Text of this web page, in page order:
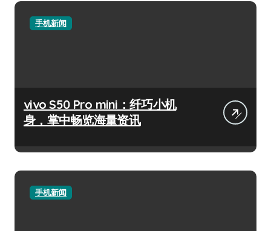
手机新闻
vivo S50 Pro mini：纤巧小机
身，掌中畅览海量资讯
手机新闻